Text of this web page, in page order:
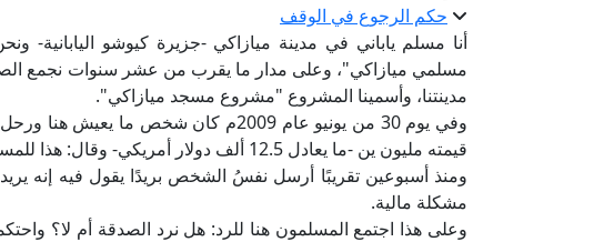
حكم الرجوع في الوقف
أنا مسلم ياباني في مدينة ميازاكي -جزيرة كيوشو
مسلمي ميازاكي"، وعلى مدار ما يقرب من عشر سنوات نجمع
مدينتنا، وأسمينا المشروع "مشروع مسجد ميازاكي".
وفي يوم 30 من يونيو عام 2009م كان شخص ما
قيمته مليون ين -ما يعادل 12.5 ألف دولار أمريكي- وقال: هذا للمسجد.
ومنذ أسبوعين تقريبًا أرسل نفسُ الشخص بريدًا يقول فيه إنه
مشكلة مالية.
وعلى هذا اجتمع المسلمون هنا للرد: هل نرد الصدقة أم لا؟